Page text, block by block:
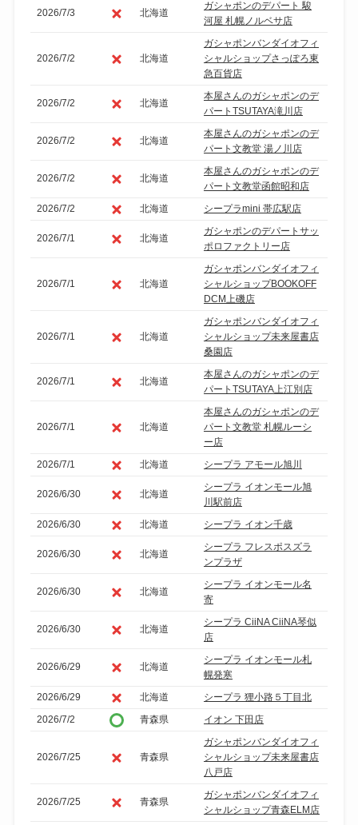
2026/7/3 北海道
ガシャポンのデパート 駿
河屋 札幌ノルベサ店
2026/7/2 北海道
ガシャポンバンダイオフィ
シャルショップさっぽろ東
急百貨店
2026/7/2 北海道
本屋さんのガシャポンのデ
パートTSUTAYA滝川店
2026/7/2 北海道
本屋さんのガシャポンのデ
パート文教堂 湯ノ川店
2026/7/2 北海道
本屋さんのガシャポンのデ
パート文教堂函館昭和店
2026/7/2
北海道 シープラmini 帯広駅店
2026/7/1 北海道
ガシャポンのデパートサッ
ポロファクトリー店
2026/7/1 北海道
ガシャポンバンダイオフィ
シャルショップBOOKOFF
DCM上磯店
2026/7/1 北海道
ガシャポンバンダイオフィ
シャルショップ未来屋書店
桑園店
2026/7/1 北海道
本屋さんのガシャポンのデ
パートTSUTAYA上江別店
2026/7/1 北海道
本屋さんのガシャポンのデ
パート文教堂 札幌ルーシ
ー店
2026/7/1
北海道 シープラ アモール旭川
2026/6/30 北海道
シープラ イオンモール旭
川駅前店
2026/6/30
北海道 シープラ イオン千歳
2026/6/30 北海道
シープラ フレスポスズラ
ンプラザ
2026/6/30 北海道
シープラ イオンモール名
寄
2026/6/30 北海道
シープラ CiiNA CiiNA琴似
店
2026/6/29 北海道
シープラ イオンモール札
幌発寒
2026/6/29
北海道
シープラ 狸小路５丁目北
2026/7/2
青森県 イオン 下田店
2026/7/25 青森県
ガシャポンバンダイオフィ
シャルショップ未来屋書店
八戸店
2026/7/25 青森県
ガシャポンバンダイオフィ
シャルショップ青森ELM店